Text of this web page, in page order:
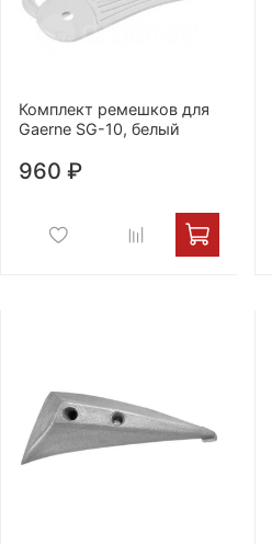
Комплект ремешков для
Gaerne SG-10, белый
960 ₽